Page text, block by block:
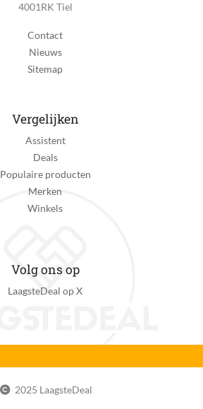
4001RK Tiel
Contact
Nieuws
Sitemap
Vergelijken
Assistent
Deals
Populaire producten
Merken
Winkels
Volg ons op
LaagsteDeal op X
2025 LaagsteDeal